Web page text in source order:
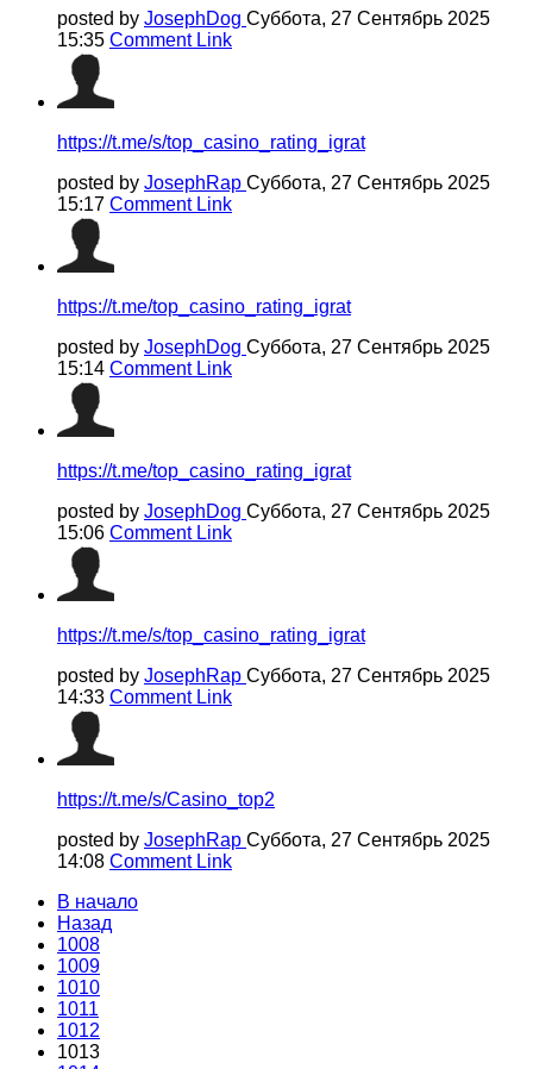
posted by JosephDog Суббота, 27 Сентябрь 2025
15:35 Comment Link
https://t.me/s/top_casino_rating_igrat
posted by JosephRap Суббота, 27 Сентябрь 2025
15:17 Comment Link
https://t.me/top_casino_rating_igrat
posted by JosephDog Суббота, 27 Сентябрь 2025
15:14 Comment Link
https://t.me/top_casino_rating_igrat
posted by JosephDog Суббота, 27 Сентябрь 2025
15:06 Comment Link
https://t.me/s/top_casino_rating_igrat
posted by JosephRap Суббота, 27 Сентябрь 2025
14:33 Comment Link
https://t.me/s/Casino_top2
posted by JosephRap Суббота, 27 Сентябрь 2025
14:08 Comment Link
В начало
Назад
1008
1009
1010
1011
1012
1013